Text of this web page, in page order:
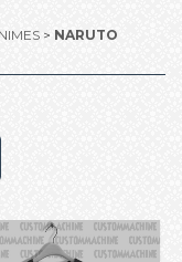
> NARUTO